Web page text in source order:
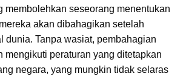
membolehkan seseorang menentukan
akan dibahagikan setelah
dunia. Tanpa wasiat, pembahagian
mengikuti peraturan yang ditetapkan
negara, yang mungkin tidak selaras